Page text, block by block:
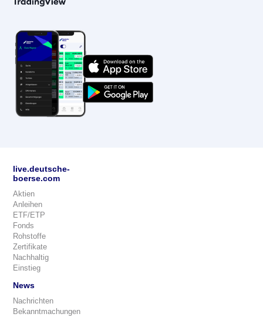
live.deutsche-
boerse.com
Aktien
Anleihen
ETF/ETP
Fonds
Rohstoffe
Zertifikate
Nachhaltig
Einstieg
News
Nachrichten
Bekanntmachungen